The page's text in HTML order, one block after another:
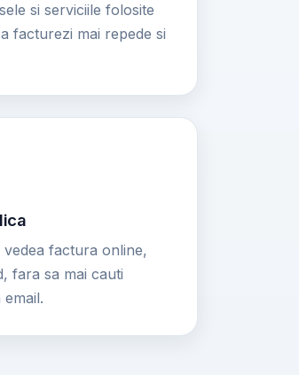
si serviciile folosite
facturezi mai repede si
factura online,
fara sa mai cauti